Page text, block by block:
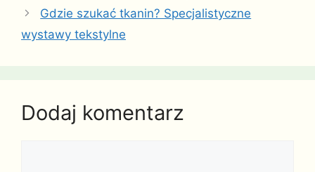
Gdzie szukać tkanin? Specjalistyczne
wystawy tekstylne
Dodaj komentarz